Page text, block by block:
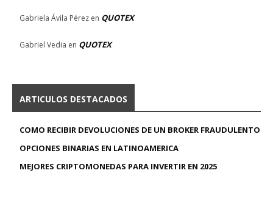
Gabriela Ávila Pérez en QUOTEX
Gabriel Vedia en QUOTEX
ARTICULOS DESTACADOS
COMO RECIBIR DEVOLUCIONES DE UN BROKER FRAUDULENTO
OPCIONES BINARIAS EN LATINOAMERICA
MEJORES CRIPTOMONEDAS PARA INVERTIR EN 2025